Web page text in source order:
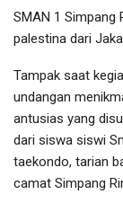
SMAN 1 Simpang
palestina dari
Tampak saat
undangan
antusias yang
dari siswa siswi
taekondo, tarian
camat Simpang